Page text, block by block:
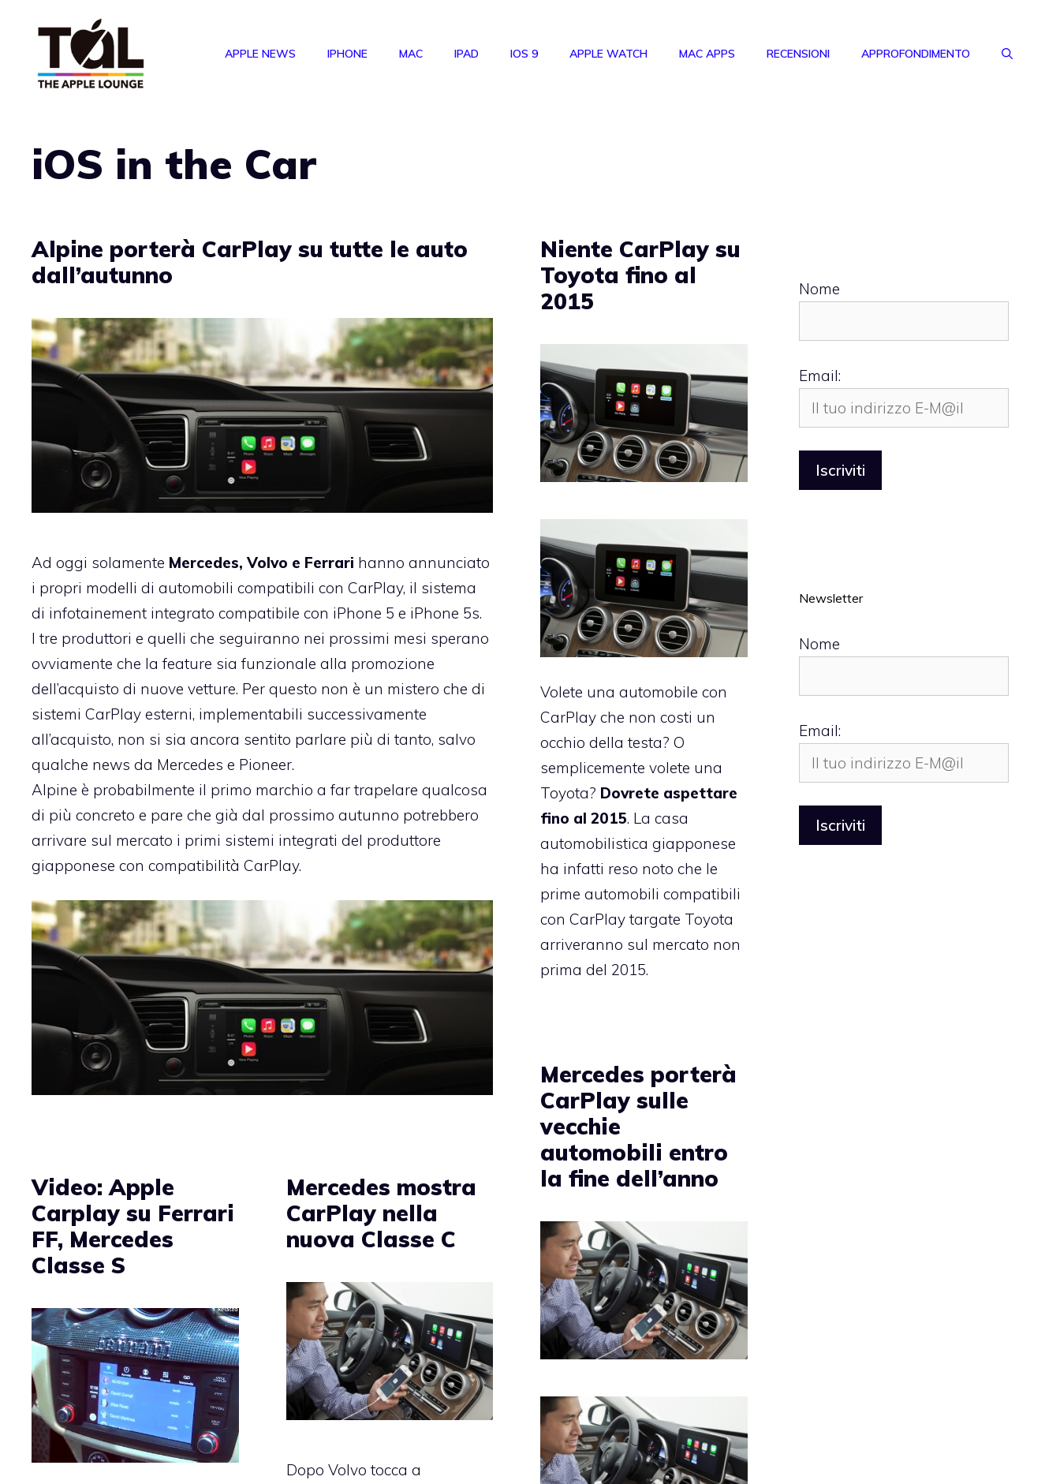
APPLE NEWS IPHONE MAC IPAD IOS 9 APPLE WATCH MAC APPS RECENSIONI APPROFONDIMENTO
iOS in the Car
Alpine porterà CarPlay su tutte le auto
dall’autunno
Ad oggi solamente Mercedes, Volvo e Ferrari hanno annunciato
i propri modelli di automobili compatibili con CarPlay, il sistema
di infotainement integrato compatibile con iPhone 5 e iPhone 5s.
I tre produttori e quelli che seguiranno nei prossimi mesi sperano
ovviamente che la feature sia funzionale alla promozione
dell’acquisto di nuove vetture. Per questo non è un mistero che di
sistemi CarPlay esterni, implementabili successivamente
all’acquisto, non si sia ancora sentito parlare più di tanto, salvo
qualche news da Mercedes e Pioneer.
Alpine è probabilmente il primo marchio a far trapelare qualcosa
di più concreto e pare che già dal prossimo autunno potrebbero
arrivare sul mercato i primi sistemi integrati del produttore
giapponese con compatibilità CarPlay.
Niente CarPlay su
Toyota fino al
2015
Volete una automobile con
CarPlay che non costi un
occhio della testa? O
semplicemente volete una
Toyota? Dovrete aspettare
fino al 2015. La casa
automobilistica giapponese
ha infatti reso noto che le
prime automobili compatibili
con CarPlay targate Toyota
arriveranno sul mercato non
prima del 2015.
Mercedes porterà
CarPlay sulle
vecchie
automobili entro
la fine dell’anno
Video: Apple
Carplay su Ferrari
FF, Mercedes
Classe S
Mercedes mostra
CarPlay nella
nuova Classe C
Dopo Volvo tocca a
Nome
Email:
Newsletter
Nome
Email: